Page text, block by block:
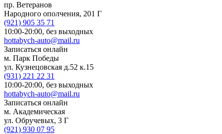
пр. Ветеранов
Народного ополчения, 201 Г
(921) 905 35 71
10:00-20:00, без выходных
hottabych-auto@mail.ru
Записаться онлайн
м. Парк Победы
ул. Кузнецовская д.52 к.15
(931) 221 22 31
10:00-20:00, без выходных
hottabych-auto@mail.ru
Записаться онлайн
м. Академическая
ул. Обручевых, 3 Г
(921) 930 07 95